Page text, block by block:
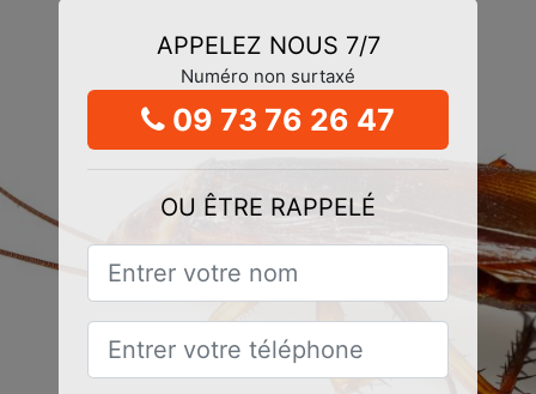
APPELEZ NOUS 7/7
Numéro non surtaxé
09 73 76 26 47
OU ÊTRE RAPPELÉ